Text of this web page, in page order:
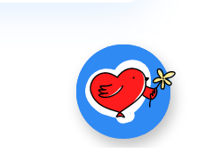
НАЖМИ